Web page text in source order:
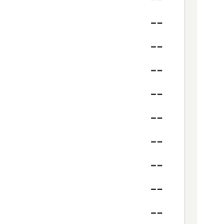
--
--
--
--
--
--
--
--
--